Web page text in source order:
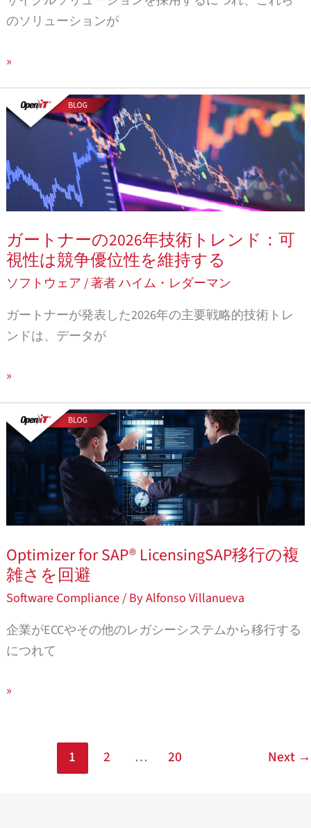
き
読
のソリューションが
ウ
ア
»
ガートナーの2026年技術トレンド：可
視性は競争優位性を維持する
ソフトウェア / 著者ハイム・レダーマン
ガートナーが発表した2026年の主要戦略的技術トレ
ンドは、データが
ガ
ー
ナ
ー
の
2026
年
技
術
ト
レ
ド：
視
性
は
争
優
性
を
維
持
す
続
»
Optimizer for SAP® LicensingSAP移行の複
雑さを回避
Software Compliance/ ByAlfonso Villanueva
企業がECCやその他のレガシーシステムから移行する
につれて
Optimizer
for
SAP®
Licensing SAP
移
行
複
雑
さ
を
解
Optimizer
»
1 2 … 20 Next →